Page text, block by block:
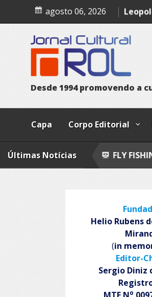
content
agosto 06, 2026
Dia
Desde1994 promovendo a c
Capa Corpo Editorial
Últimas Notícias
POEMAS FLY FISHING EU
Helio Rubens
(in
Editor-
Sergio Diniz
o